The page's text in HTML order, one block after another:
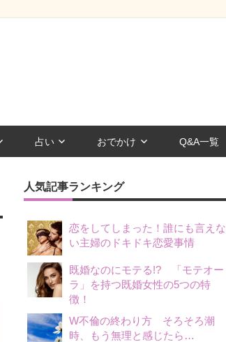
占い おでかけ Q&A一覧
人気記事ランキング
恋をしてしまった！誰にも言えな
い主婦のドキドキ恋愛事情
既婚なのにモテる!? 「モテオー
ラ」を持つ既婚女性の5つの特
徴！
W不倫の終わり方 そろそろ潮
時、もう無理と感じたら…